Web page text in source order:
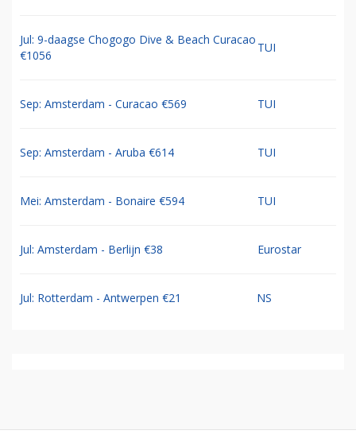
Jul: 9-daagse Chogogo Dive & Beach Curacao
€1056
TUI
Sep: Amsterdam - Curacao €569 TUI
Sep: Amsterdam - Aruba €614 TUI
Mei: Amsterdam - Bonaire €594 TUI
Jul: Amsterdam - Berlijn €38 Eurostar
Jul: Rotterdam - Antwerpen €21 NS